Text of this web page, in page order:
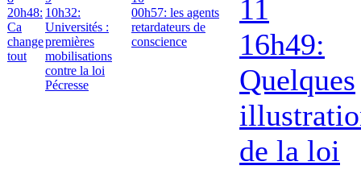
20h48:
Ca
change
tout
10h32:
Universités :
premières
mobilisations
contre la loi
Pécresse
00h57: les agents
retardateurs de
conscience
11
16h49:
Quelques
de la loi